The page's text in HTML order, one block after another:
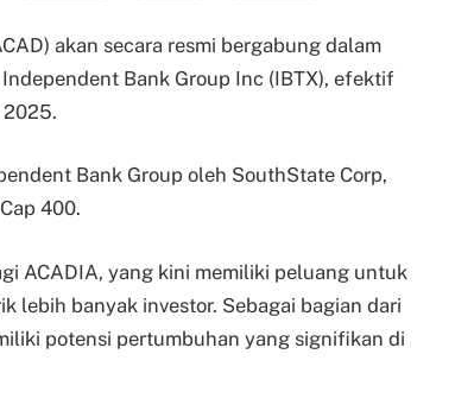
akan secara resmi bergabung dalam
Bank Group Inc (IBTX), efektif
2025.
Bank Group oleh SouthState Corp,
400.
ACADIA, yang kini memiliki peluang untuk
lebih banyak investor. Sebagai bagian dari
potensi pertumbuhan yang signifikan di